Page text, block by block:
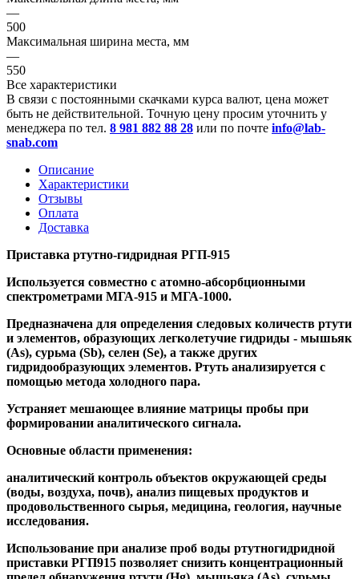
—
500
Максимальная ширина места, мм
—
550
Все характеристики
В связи с постоянными скачками курса валют, цена может
быть не действительной. Точную цену просим уточнить у
менеджера по тел. 8 981 882 88 28 или по почте info@lab-
snab.com
Описание
Характеристики
Отзывы
Оплата
Доставка
Приставка ртутно-гидридная РГП-915
Используется совместно с атомно-абсорбционными
спектрометрами МГА-915 и МГА-1000.
Предназначена для определения следовых количеств ртути
и элементов, образующих легколетучие гидриды - мышьяк
(As), сурьма (Sb), селен (Se), а также других
гидридообразующих элементов. Ртуть анализируется с
помощью метода холодного пара.
Устраняет мешающее влияние матрицы пробы при
формировании аналитического сигнала.
Основные области применения:
аналитический контроль объектов окружающей среды
(воды, воздуха, почв), анализ пищевых продуктов и
продовольственного сырья, медицина, геология, научные
исследования.
Использование при анализе проб воды ртутногидридной
приставки РГП915 позволяет снизить концентрационный